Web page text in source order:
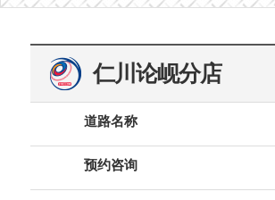
仁川论岘分店
道路名称
预约咨询